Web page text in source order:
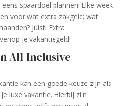
spaardoel plannen! Elke week
voor wat extra zakgeld; wat
Juist! Extra
je vakantiegeld!
All-Inclusive
kan een goede keuze zijn als
luxe vakantie. Hierbij zijn